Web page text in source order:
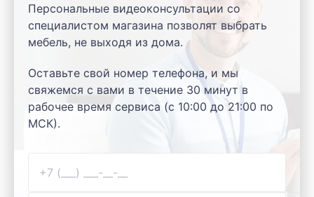
Персональные видеоконсультации со
специалистом магазина позволят выбрать
мебель, не выходя из дома.
Оставьте свой номер телефона, и мы
свяжемся с вами в течение 30 минут в
рабочее время сервиса (с 10:00 до 21:00 по
МСК).